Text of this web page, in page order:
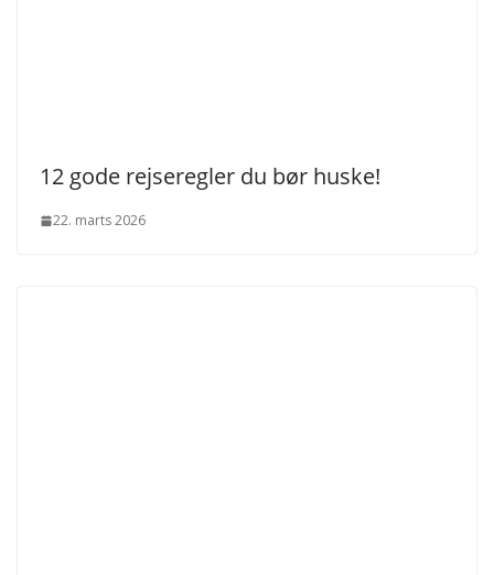
12 gode rejseregler du bør huske!
22. marts 2026